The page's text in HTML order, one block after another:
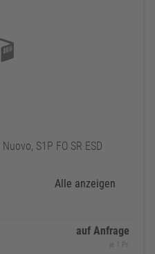
Nuovo, S1P FO SR ESD
Alle anzeigen
auf Anfrage
je 1 Pr.